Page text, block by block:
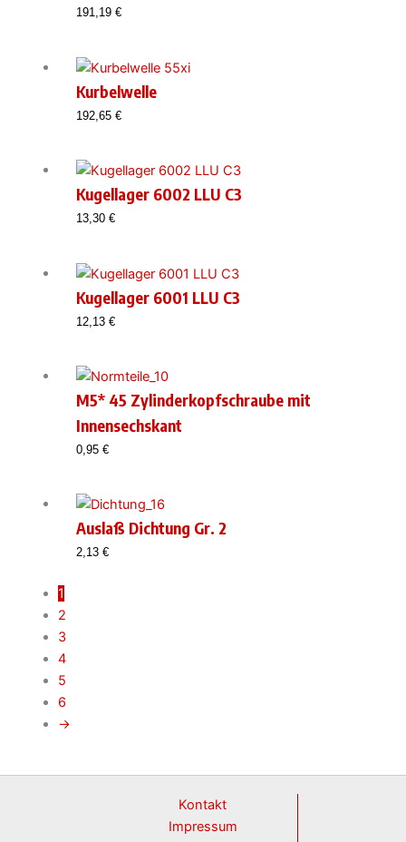
191,19 €
Kurbelwelle
192,65 €
Kugellager 6002 LLU C3
13,30 €
Kugellager 6001 LLU C3
12,13 €
M5* 45 Zylinderkopfschraube mit
Innensechskant
0,95 €
Auslaß Dichtung Gr. 2
2,13 €
1
2
3
4
5
6
→
Kontakt
Impressum